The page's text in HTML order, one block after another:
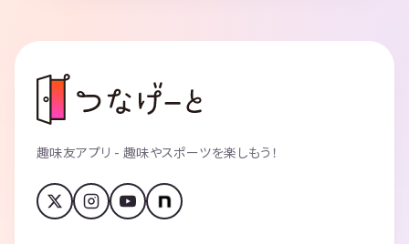
趣味友アプリ - 趣味やスポーツを楽しもう！